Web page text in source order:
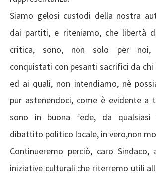
Siamo gelosi custodi della nostra
dai partiti, e riteniamo, che libertà
critica, sono, non solo per noi,
conquistati con pesanti sacrifici da chi
ed ai quali, non intendiamo, nè
pur astenendoci, come è evidente a
sono in buona fede, da qualsiasi
dibattito politico locale, in vero,non
Continueremo perciò, caro
iniziative culturali che riterremo utili